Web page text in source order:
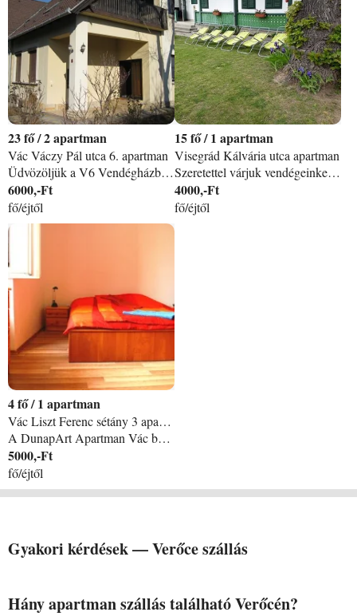
23 /2 apartman
Vác Váczy Pál utca 6. apartman
Üdvözöljük a V6 Vendégházban! Szállónk a 2/A Vác centrum lehajtó közelében, csendes, kertvárosi környezetben található. A ház két szintjén, két önálló apartman található összesen 7 hálószobával. Mindkét apartmanhoz felszerelt konyha, fürdőszoba, WC tartozik. Szobáink 2-3-4 illetve 5 ágyasak. A szálláson WIFI hálózat és kábel tv biztosított. A 28 fő befogadására alkalmas szálláshely vendégmunkások, továbbképzésen résztvevők, iskolai kirándulócsoportok, sportrendezvények résztvevőinek figyelmébe ajánljuk.
6000,-Ft
fő/éjtől
15 /1 apartman
Visegrád Kálvária utca apartman
Szeretettel várjuk vendégeinket Budapesttől 40 kilométerre található üdülőnkben. Mely Visegrád központjában, de mégis csendes helyen van. Két 2 ágyas 1 db 3 ágyas illetve két 4 ágyas szobánk van. Minden szobához külön fürdőszoba /zuhanyzó+WC/ tartozik. Minden szobában külön hűtőszekrény is található. A szobákhoz nagyon jól felszerelt közös konyha tartozik és egy tágas ebédlő. Üdülőnk ideális baráti társaságok, nagyobb családok részére is, hiszen egyidőben összesen 15 fő részére is tudunk szállást biztosítani. Vendégeink nyugodt pihenését napozóágyak és kerti asztalok biztosítják. Az udvarban szalonnasütésre - bográcsozásra, grillezésre kialakított rész található. Parkolási lehetőség zárt udvarban biztosított. A legközelebbi élelmiszerbolt mindössze 200 méterre található, az étterem és egy kávézó pedig gyalogosan 2 perc alatt elérhető. A Duna és a Nagymarosra közlekedő komp 5 perces sétára fekszik, a királyi palota 10 percre. A visegrádi vár gyalogosan 35 percre van az üdülő előtt elvezető sétányon keresztül. Felhívjuk szíves Vendégeink figyelmét: Szép kártyát és bankkártyát nem áll módunkban elfogadni, CSAK készpénzes fizetésre van lehetőség a szálláson.
4000,-Ft
fő/éjtől
4 /1 apartman
Vác Liszt Ferenc sétány 3 apartman
A DunapArt Apartman Vác belvárosában, közvetlenül a Duna parton található. Az ablakból csodálatos panoráma várja a vendégeket. Pár perces sétával elérhető piac, posta, bolt, pékség, üzletek, stb. Az épület előtt ingyenesen lehet parkolni. Külön bejárattal rendelkezik, itt tartózkodó vendégeink bármikor szabadon jöhetnek, mintha otthon lennének. Az apartman 30 nm nagyságú, 1 légterű berendezett stúdiólakás, egy franciaágy, egy lenyitható kanapé, étkező asztal, 2 szék, ruhaakasztó állvány vállfákkal, fiókos komód, TV 150 csatornával, ingyenes WIFI, valamint egy konyhapult, melyben hűtőszekrény, mosogató, beépített villanytűzhely, mikrohullámú sütő, evőeszközök, tányérok, poharak, edények, kávéfőző, vízforraló is található. A fürdőszobában zuhanykabin, mosdó, és WC van. Mindezekkel varázsoljuk otthonossá vendégeink számára szálláshelyünket. A DunapArt Apartman Vác belvárosának közepén, a Főtértől 50 méterre, közvetlenül a Duna partján található, igazi mediterrán hangulat, sétálóutcák, éttermek, programok, rendezvények teszik teljessé és kényelmessé az itt tartózkodást. Vác város igazi gyöngyszem, nyüzsgő kisváros, számos látnivalóval, múzeummal. Az aktív kikapcsolódásra vágyóknak is igazi paradicsom. A Duna partján, nagyon jó minőségű kerékpárút halad végig a Dunakanyarban, lehetőség van a vízi sportokat is kipróbálni, kerékpár és kenu bérlés közvetlen környezetünkben. A környéken gyönyörű túraútvonalakon kirándulhatnak. A Duna és a hegyek közelsége garantálja a tiszta levegőt. Két perces sétával elérhető több étterem, posta, üzletek, buszpályaudvar, vasútállomás, komp, hajóállomás. A belvárosban rendszeresen rendeznek szabadtéri koncerteket, sportrendezvényeket, gyermekprogramokat. Fontos számunkra vendégeink elégedettsége és hogy jól érezzék magukat nálunk és városunkban. Az apartman magánszálláshelyként üzemel, családi összefogással működtetjük. Igyekszünk rugalmasan, előzékenyen teljesíteni vendégeink kéréseit. Szeretettel várjuk a vendégeket és olyan hozzáállással fogadjuk, mely nekünk is jól esik, ha mi utazunk máshova.
5000,-Ft
fő/éjtől
Gyakori kérdések —Verőceszállás
Hány apartman szállás található Verőcén?